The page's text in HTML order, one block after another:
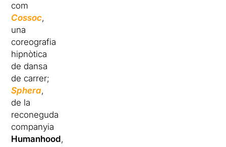
com
Cossoc,
una
coreografia
hipnòtica
de dansa
de carrer;
Sphera,
de la
reconeguda
companyia
Humanhood,